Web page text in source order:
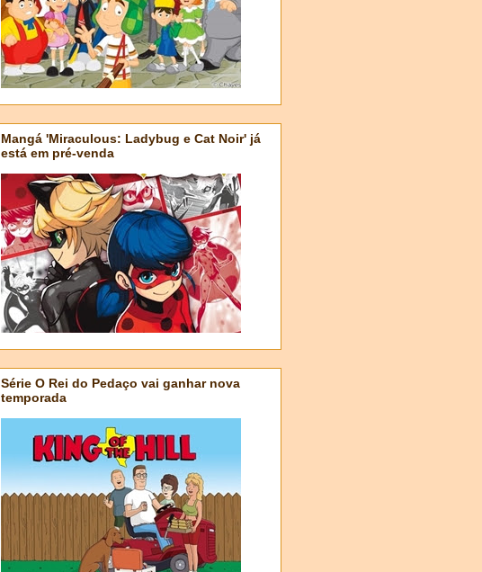
Mangá 'Miraculous: Ladybug e Cat Noir' já
está em pré-venda
Série O Rei do Pedaço vai ganhar nova
temporada